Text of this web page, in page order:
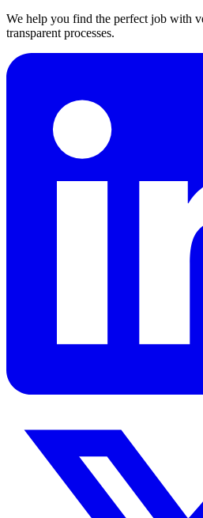
We help you find the perfect job with
transparent processes.